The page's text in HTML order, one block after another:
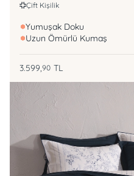
Çift Kişilik
Yumuşak Doku
Uzun Ömürlü Kumaş
3.599, 90 TL